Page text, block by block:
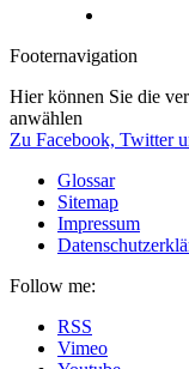
Footernavigation
Hier können Sie die
anwählen
Zu Facebook, Twitter
Glossar
Sitemap
Impressum
Follow me:
RSS
Vimeo